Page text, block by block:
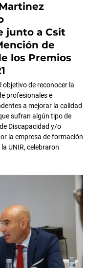
junto a Csit
de
los Premios
objetivo de reconocer la
profesionales e
a mejorar la calidad
sufran algún tipo de
Discapacidad y/o
la empresa de formación
UNIR, celebraron